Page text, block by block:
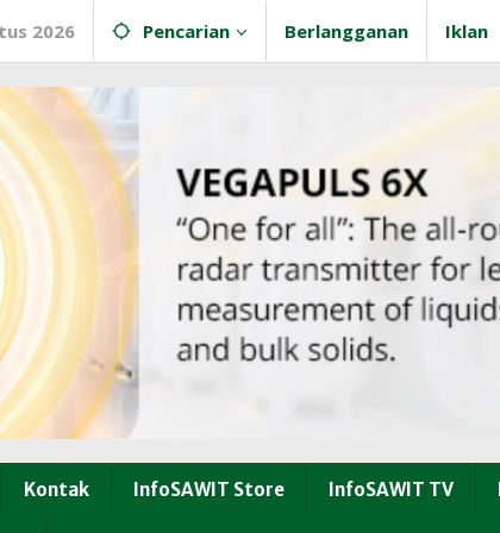
2026 Pencarian Berlangganan Iklan
Kontak InfoSAWIT Store InfoSAWIT TV